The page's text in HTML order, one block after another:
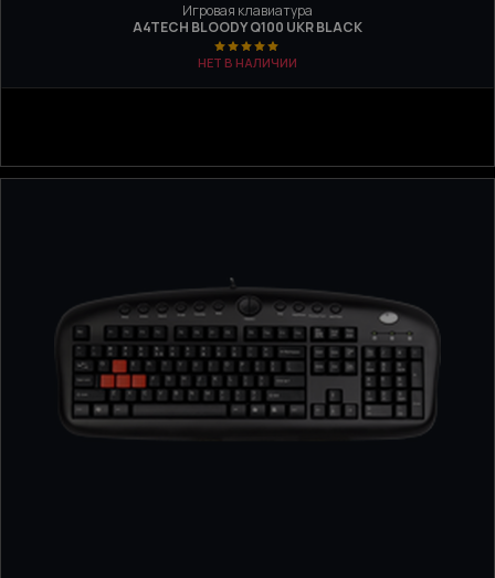
Игровая клавиатура
A4TECH BLOODY Q100 UKR BLACK
НЕТ В НАЛИЧИИ